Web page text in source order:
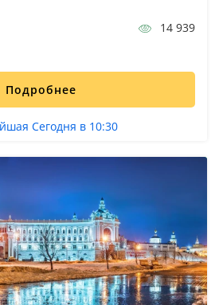
14 939
Подробнее
Сегодня в 10:30